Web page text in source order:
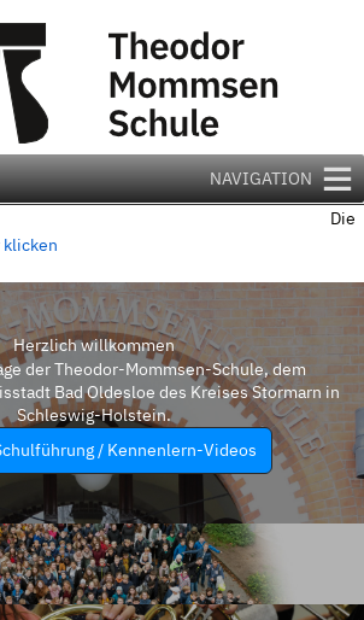
NAVIGATION
Herzlich willkommen
der Theodor-Mommsen-Schule, dem
Bad Oldesloe des Kreises Stormarn in
Schleswig-Holstein.
/ Kennenlern-Videos